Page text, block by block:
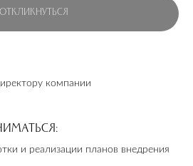
ОТКЛИКНУТЬСЯ
компании
и реализации планов внедрения